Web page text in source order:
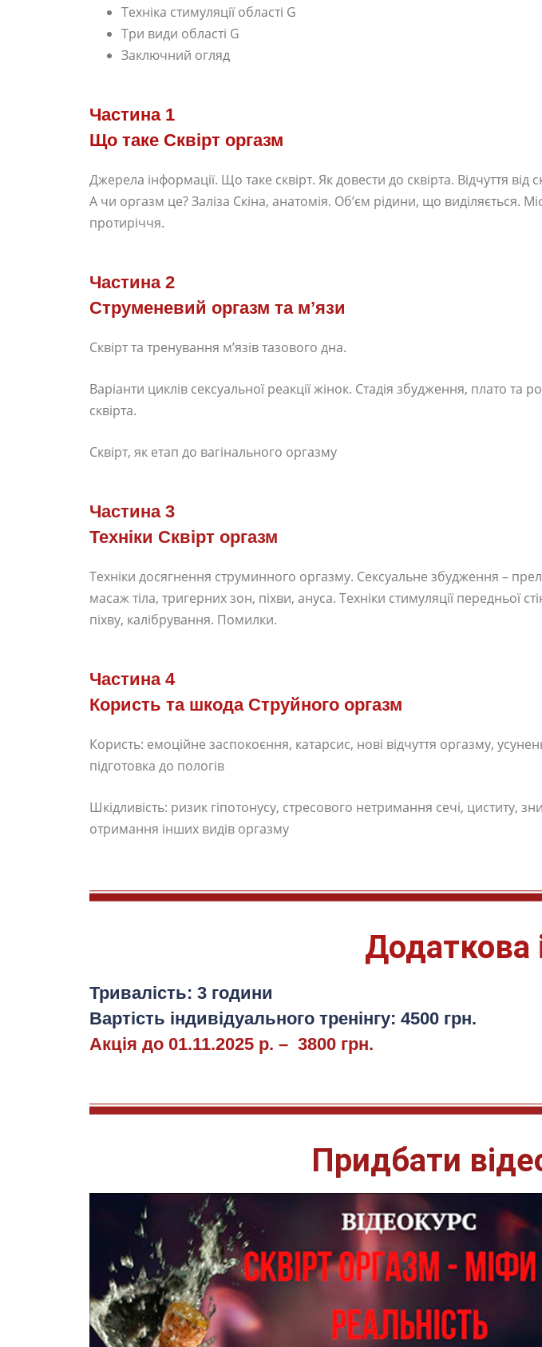
Техніка стимуляції області G
Три види області G
Заключний огляд
Частина 1
Що таке Сквірт оргазм
Джерела інформації. Що таке сквірт. Як довести до сквірта. Відчуття від
А чи оргазм це? Заліза Скіна, анатомія. Об’єм рідини, що виділяється.
протиріччя.
Частина 2
Струменевий оргазм та м’язи
Сквірт та тренування м’язів тазового дна.
Варіанти циклів сексуальної реакції жінок. Стадія збудження, плато та
сквірта.
Сквірт, як етап до вагінального оргазму
Частина 3
Техніки Сквірт оргазм
Техніки досягнення струминного оргазму. Сексуальне збудження –
масаж тіла, тригерних зон, піхви, ануса. Техніки стимуляції передньої
піхву, калібрування. Помилки.
Частина 4
Користь та шкода Струйного оргазм
Користь: емоційне заспокоєння, катарсис, нові відчуття оргазму,
підготовка до пологів
Шкідливість: ризик гіпотонусу, стресового нетримання сечі, циститу,
отримання інших видів оргазму
Додаткова
Тривалість: 3 години
Вартість індивідуального тренінгу: 4500 грн.
Акція до 01.11.2025 р. – 3800 грн.
Придбати